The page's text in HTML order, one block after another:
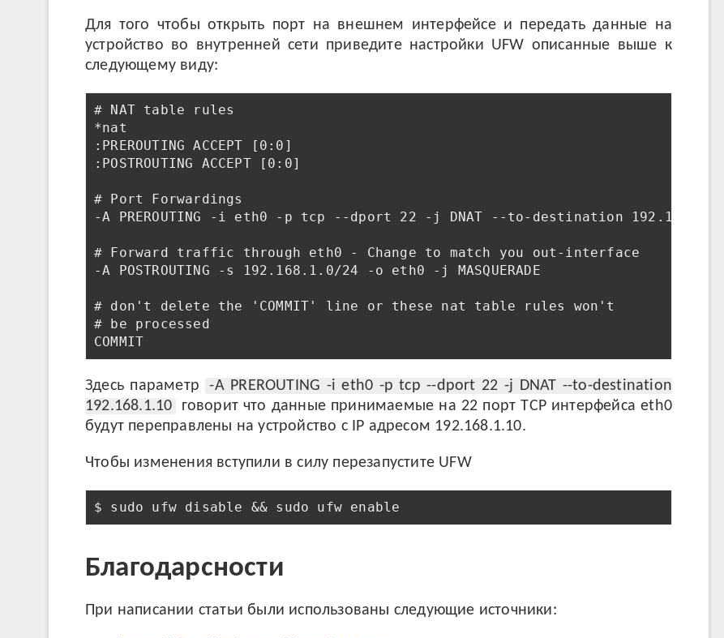
Для того чтобы открыть порт на внешнем интерфейсе и передать данные на
устройство во внутренней сети приведите настройки UFW описанные выше к
следующему виду:
# NAT table rules
*nat
:PREROUTING ACCEPT [0:0]
:POSTROUTING ACCEPT [0:0]
# Port Forwardings
-A PREROUTING -i eth0 -p tcp --dport 22 -j DNAT --to-destination 192.168.1.10
# Forward traffic through eth0 - Change to match you out-interface
-A POSTROUTING -s 192.168.1.0/24 -o eth0 -j MASQUERADE
# don't delete the 'COMMIT' line or these nat table rules won't
# be processed
Здесь параметр
-A PREROUTING -i eth0 -p tcp --dport 22 -j DNAT --to-destination
192.168.1.10
говорит что данные принимаемые на 22 порт TCP интерфейса eth0
будут переправлены на устройство с IP адресом 192.168.1.10.
Чтобы изменения вступили в силу перезапустите UFW
$ sudo ufw disable && sudo ufw enable
Благодарсности
При написании статьи были использованы следующие источники: